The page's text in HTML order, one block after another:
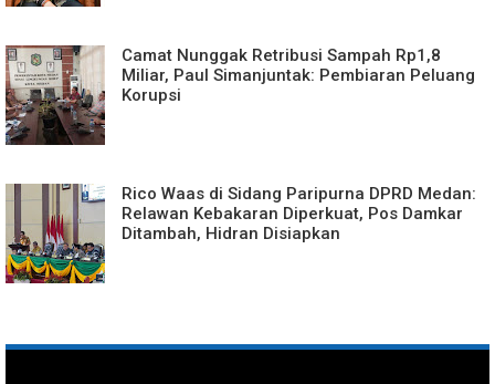
Camat Nunggak Retribusi Sampah Rp1,8
Miliar, Paul Simanjuntak: Pembiaran Peluang
Korupsi
Rico Waas di Sidang Paripurna DPRD Medan:
Relawan Kebakaran Diperkuat, Pos Damkar
Ditambah, Hidran Disiapkan